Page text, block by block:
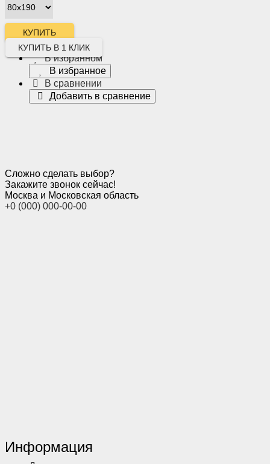
КУПИТЬ В 1 КЛИК
В избранном
В избранное
В сравнении
Добавить в сравнение
Сложно сделать выбор?
Закажите звонок сейчас!
Москва и Московская область
+0 (000) 000-00-00
Информация